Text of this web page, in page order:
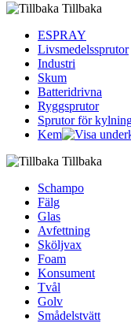
Tillbaka
ESPRAY
Livsmedelssprutor
Industri
Skum
Batteridrivna
Ryggsprutor
Sprutor för
Kem
Tillbaka
Schampo
Fälg
Glas
Avfettning
Sköljvax
Foam
Konsument
Tvål
Golv
Smådelstvätt